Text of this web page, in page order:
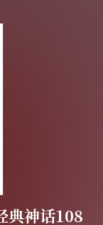
典神话108